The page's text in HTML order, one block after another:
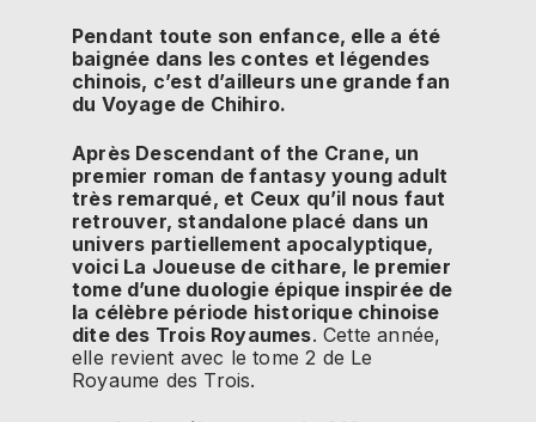
Pendant toute son enfance, elle a été
baignée dans les contes et légendes
chinois, c’est d’ailleurs une grande fan
du Voyage de Chihiro.
Après Descendant of the Crane, un
premier roman de fantasy young adult
très remarqué, et Ceux qu’il nous faut
retrouver, standalone placé dans un
univers partiellement apocalyptique,
voici La Joueuse de cithare, le premier
tome d’une duologie épique inspirée de
la célèbre période historique chinoise
dite des Trois Royaumes. Cette année,
elle revient avec le tome 2 de Le
Royaume des Trois.